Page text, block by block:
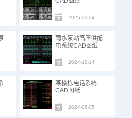
2025-03-04
雨水泵站高压供配
电系统CAD图纸
2024-10-14
某楼栋电话系统
CAD图纸
2024-06-05